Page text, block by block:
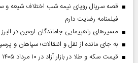
قصه سریال رویای نیمه شب اختلاف شیعه و
فیلمنامه رضایت دارم
مسیر‌های راهپیمایی جاماندگان اربعین در
به جای مانده از نقل و انتقالات؛ سپاهان و
قیمت سکه و طلا در بازار آزاد در ۱۰ مرداد ۱۴۰۵